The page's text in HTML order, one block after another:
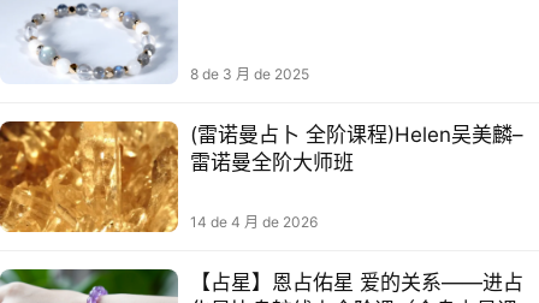
8 de 3 月 de 2025
(雷诺曼占卜 全阶课程)Helen吴美麟–
雷诺曼全阶大师班
14 de 4 月 de 2026
【占星】恩占佑‬星 爱的关系——进占